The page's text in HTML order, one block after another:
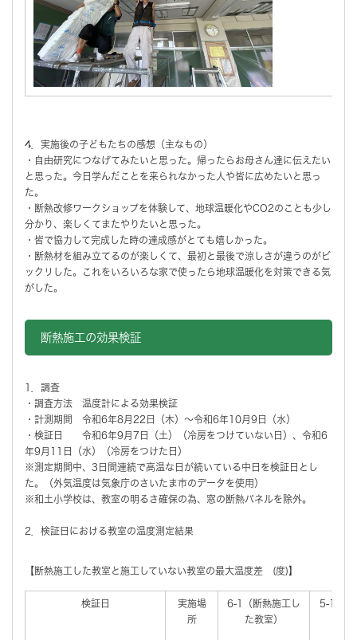
4．実施後の子どもたちの感想（主なもの）
・自由研究につなげてみたいと思った。帰ったらお母さん達に伝えたい
と思った。今日学んだことを来られなかった人や皆に広めたいと思っ
た。
・断熱改修ワークショップを体験して、地球温暖化やCO2のことも少し
分かり、楽しくてまたやりたいと思った。
・皆で協力して完成した時の達成感がとても嬉しかった。
・断熱材を組み立てるのが楽しくて、最初と最後で涼しさが違うのがビ
ックリした。これをいろいろな家で使ったら地球温暖化を対策できる気
がした。
断熱施工の効果検証
1．調査
・調査方法 温度計による効果検証
・計測期間 令和6年8月22日（木）～令和6年10月9日（水）
・検証日 令和6年9月7日（土）（冷房をつけていない日）、令和6
年9月11日（水）（冷房をつけた日）
※測定期間中、3日間連続で高温な日が続いている中日を検証日とし
た。（外気温度は気象庁のさいたま市のデータを使用）
※和土小学校は、教室の明るさ確保の為、窓の断熱パネルを除外。
2．検証日における教室の温度測定結果
【断熱施工した教室と施工していない教室の最大温度差 (度)】
検証日
実施場
所
6-1（断熱施工し
た教室）
5-1（断